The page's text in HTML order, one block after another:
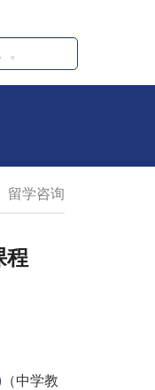
留学咨询
程
（中学教